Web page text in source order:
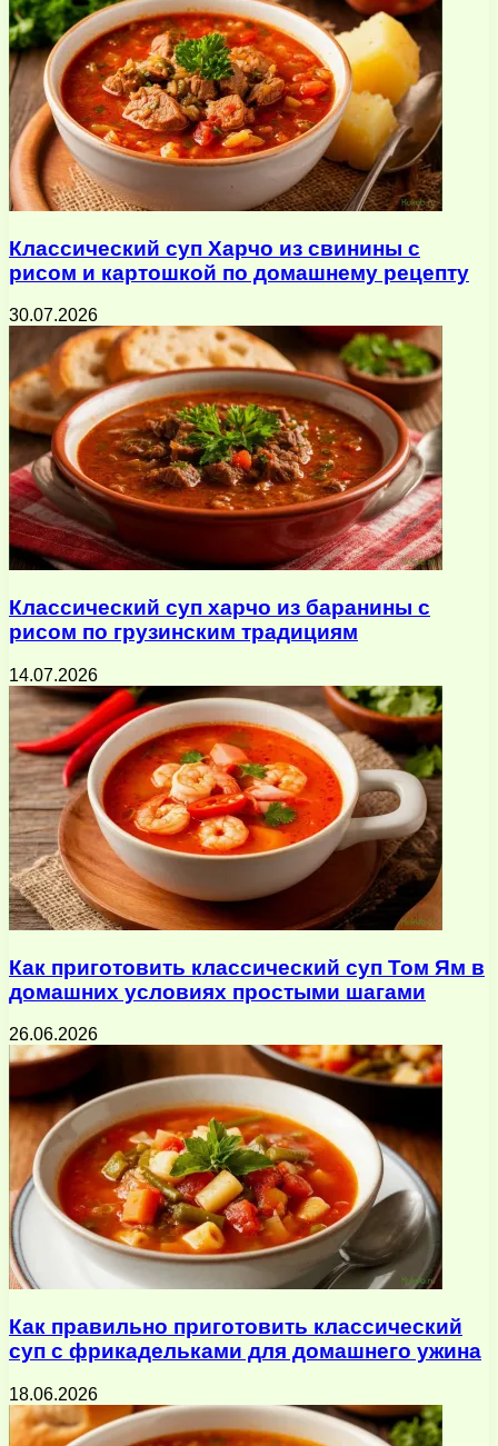
Классический суп Харчо из свинины с
рисом и картошкой по домашнему рецепту
30.07.2026
Классический суп харчо из баранины с
рисом по грузинским традициям
14.07.2026
Как приготовить классический суп Том Ям в
домашних условиях простыми шагами
26.06.2026
Как правильно приготовить классический
суп с фрикадельками для домашнего ужина
18.06.2026